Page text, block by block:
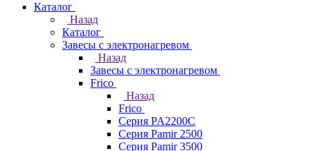
Каталог
Назад
Каталог
Завесы с электронагревом
Назад
Завесы с электронагревом
Frico
Назад
Frico
Серия PA2200C
Серия Pamir 2500
Серия Pamir 3500